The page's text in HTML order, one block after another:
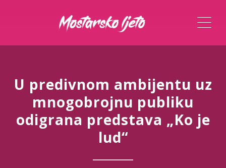
U predivnom ambijentu uz
mnogobrojnu publiku
odigrana predstava „Ko je
lud“